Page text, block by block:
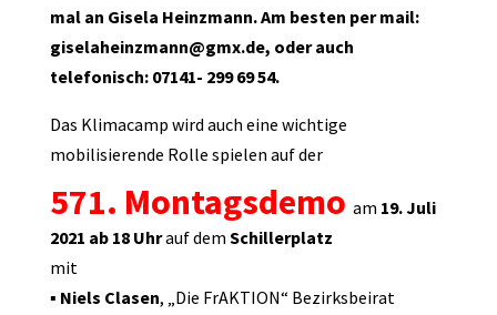
mal an Gisela Heinzmann. Am besten per mail:
giselaheinzmann@gmx.de, oder auch
telefonisch: 07141- 299 69 54.
Das Klimacamp wird auch eine wichtige
mobilisierende Rolle spielen auf der
571. Montagsdemo am 19. Juli
2021 ab 18 Uhrauf dem Schillerplatz
mit
▪ Niels Clasen, „Die FrAKTION“ Bezirksbeirat